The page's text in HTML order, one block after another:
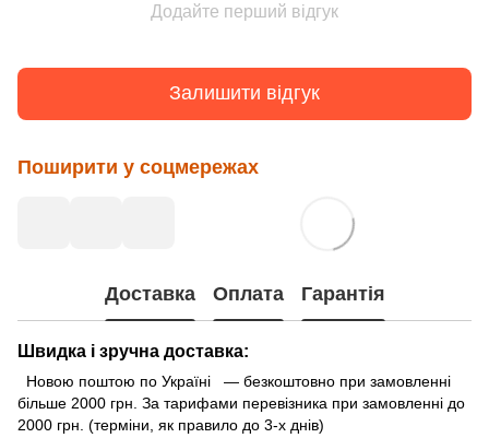
Додайте перший відгук
Залишити відгук
Поширити у соцмережах
Доставка Оплата Гарантія
Швидка і зручна доставка:
Новою поштою по Україні — безкоштовно при замовленні
більше 2000 грн. За тарифами перевізника при замовленні до
2000 грн. (терміни, як правило до 3-х днів)